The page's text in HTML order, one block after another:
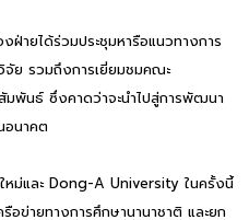
ายได้ร่วมประชุมหารือแนวทางการ
จัย รวมถึงการเยี่ยมชมคณะ
มพันธ์ ซึ่งคาดว่าจะนำไปสู่การพัฒนา
อนาคต
หม่และ Dong-A University ในครั้งนี้
อข่ายทางการศึกษานานาชาติ และยก